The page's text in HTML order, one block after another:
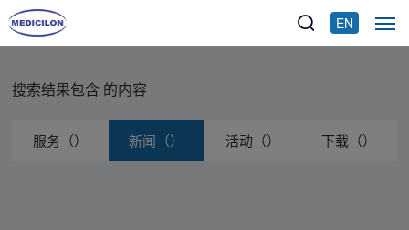
EN
搜索结果包含 的内容
服务（） 新闻（） 活动（） 下载（）